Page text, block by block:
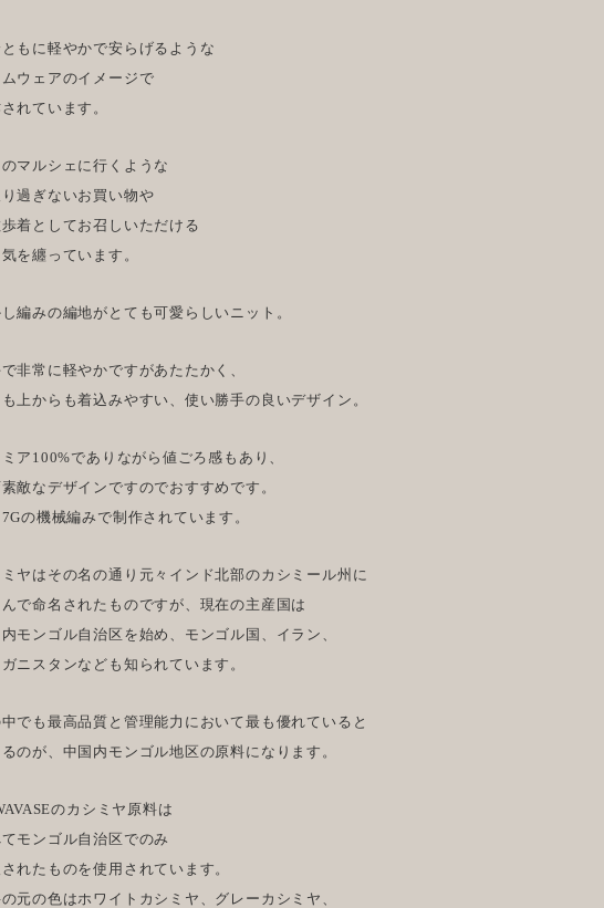
もに軽やかで安らげるような
ウェアのイメージで
れています。
マルシェに行くような
過ぎないお買い物や
着としてお召しいただける
を纏っています。
編みの編地がとても可愛らしいニット。
非常に軽やかですがあたたかく、
上からも着込みやすい、使い勝手の良いデザイン。
ア100%でありながら値ごろ感もあり、
敵なデザインですのでおすすめです。
の機械編みで制作されています。
ヤはその名の通り元々インド北部のカシミール州に
で命名されたものですが、現在の主産国は
モンゴル自治区を始め、モンゴル国、イラン、
ニスタンなども知られています。
でも最高品質と管理能力において最も優れていると
のが、中国内モンゴル地区の原料になります。
のカシミヤ原料は
モンゴル自治区でのみ
れたものを使用されています。
元の色はホワイトカシミヤ、グレーカシミヤ、